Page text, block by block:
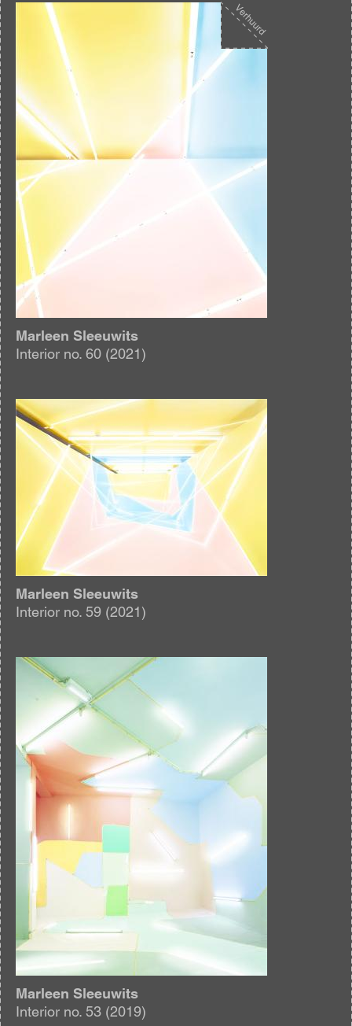
Afbeelding
Marleen Sleeuwits
Interior no. 60 (2021)
Afbeelding
Marleen Sleeuwits
Interior no. 59 (2021)
Afbeelding
Marleen Sleeuwits
Interior no. 53 (2019)